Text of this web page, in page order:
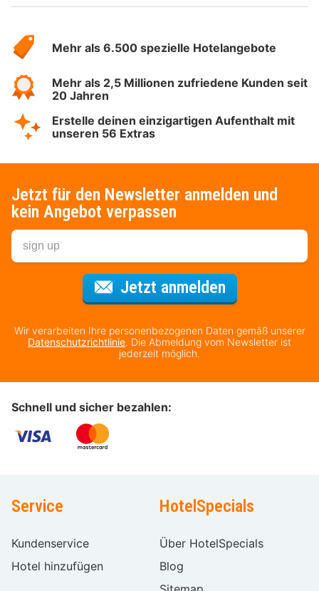
Hotelspecials
Mehr als 6.500 spezielle Hotelangebote
Mehr als 2,5 Millionen zufriedene Kunden seit
20 Jahren
Erstelle deinen einzigartigen Aufenthalt mit
unseren 56 Extras
Jetzt für den Newsletter anmelden und
kein Angebot verpassen
Jetzt anmeldenFür den
Wir verarbeiten Ihre personenbezogenen Daten gemäß unserer
Datenschutzrichtlinie. Die Abmeldung vom Newsletter ist
jederzeit möglich.
Schnell und sicher bezahlen:
Service
Kundenservice
Hotel hinzufügen
HotelSpecials
Über HotelSpecials
Blog